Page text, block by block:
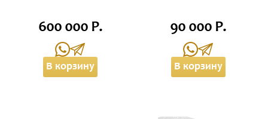
600 000 Р.
В корзину
90 000 Р.
В корзину